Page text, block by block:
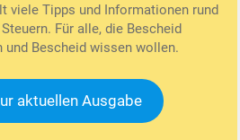
viele Tipps und Informationen rund
Für alle, die Bescheid
und Bescheid wissen wollen.
aktuellen Ausgabe